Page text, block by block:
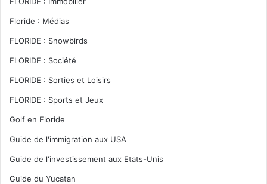
Floride : Médias
FLORIDE : Snowbirds
FLORIDE : Société
FLORIDE : Sorties et Loisirs
FLORIDE : Sports et Jeux
Golf en Floride
Guide de l'immigration aux USA
Guide de l'investissement aux Etats-Unis
Guide du Yucatan